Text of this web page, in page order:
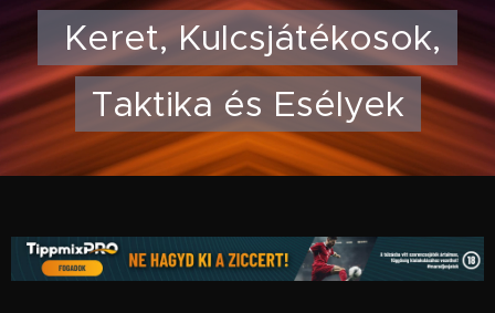
Keret, Kulcsjátékosok,
Taktika és Esélyek